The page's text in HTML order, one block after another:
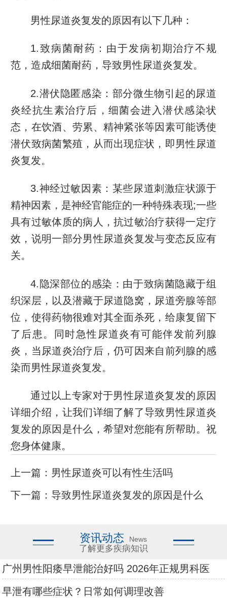
男性尿道炎复发的原因有以下几种：
1.致病菌耐药：由于发病初期治疗不规
范，造成细菌耐药，导致男性尿道炎复发。
2.潜伏隐匿感染：部分微生物引起的尿道
炎经抗生素治疗后，细菌会进入潜伏感染状
态，在饮酒、劳累、精神紧张等因素可能诱使
潜伏致病菌繁殖，从而出现症状，即男性尿道
炎复发。
3.神经过敏因素：某些尿道刺激症状源于
精神因素，是神经官能症的一种特殊表现;一些
具有过敏体质的病人，抗过敏治疗获得一定疗
效，说明一部分男性尿道炎复发与变态反应有
关。
4.隐深部位的感染：由于致病菌隐藏于组
织深层，以及潜藏于尿道隐窝，尿道旁腺等部
位，使得药物很难对其全面杀死，给康复留下
了后患。同时急性尿道炎有可能伴发前列腺
炎，当尿道炎治疗后，仍可因来自前列腺的感
染而男性尿道炎复发。
通过以上专家对于男性尿道炎复发的原因
详细介绍，让我们详细了解了导致男性尿道炎
复发的原因是什么，希望对您能有所帮助。祝
您身体健康。
上一篇： 男性尿道炎可以有性生活吗
下一篇： 导致男性尿道炎复发的原因是什么
资讯动态 News
了解更多疾病知识
广州男性阳痿早泄能治好吗 2026年正规男科医
早泄有哪些症状？日常如何调理改善